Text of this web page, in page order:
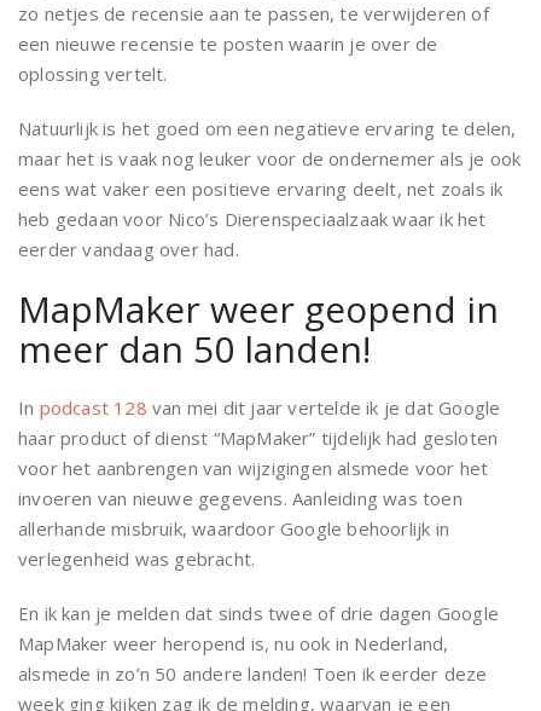
zo netjes de recensie aan te passen, te verwijderen of
een nieuwe recensie te posten waarin je over de
oplossing vertelt.
Natuurlijk is het goed om een negatieve ervaring te delen,
maar het is vaak nog leuker voor de ondernemer als je ook
eens wat vaker een positieve ervaring deelt, net zoals ik
heb gedaan voor Nico’s Dierenspeciaalzaak waar ik het
eerder vandaag over had.
MapMaker weer geopend in
meer dan 50 landen!
In podcast 128 van mei dit jaar vertelde ik je dat Google
haar product of dienst “MapMaker” tijdelijk had gesloten
voor het aanbrengen van wijzigingen alsmede voor het
invoeren van nieuwe gegevens. Aanleiding was toen
allerhande misbruik, waardoor Google behoorlijk in
verlegenheid was gebracht.
En ik kan je melden dat sinds twee of drie dagen Google
MapMaker weer heropend is, nu ook in Nederland,
alsmede in zo’n 50 andere landen! Toen ik eerder deze
week ging kijken zag ik de melding, waarvan je een